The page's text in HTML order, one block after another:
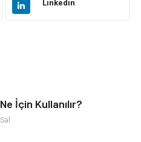
Linkedin
İçin Kullanılır?